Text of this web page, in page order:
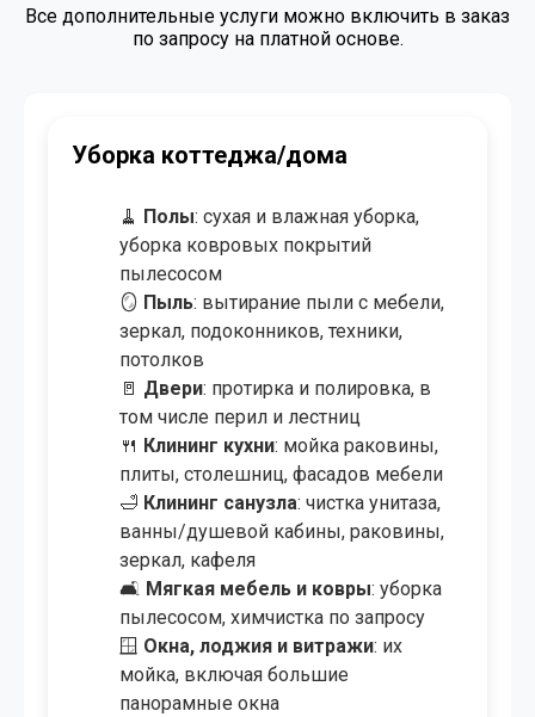
Уборка после ремонта от 3.50 BYN/м²
створка
Химчистка мебели от 50.00 BYN
Химчистка ковров и ковролина от 9.00 BYN/м²
Все дополнительные услуги можно включить в заказ
по запросу на платной основе.
Уборка коттеджа/дома
🧹 Полы: сухая и влажная уборка,
уборка ковровых покрытий
пылесосом
🪞 Пыль: вытирание пыли с мебели,
зеркал, подоконников, техники,
потолков
🚪 Двери: протирка и полировка, в
том числе перил и лестниц
🍴 Клининг кухни: мойка раковины,
плиты, столешниц, фасадов мебели
🛁 Клининг санузла: чистка унитаза,
ванны/душевой кабины, раковины,
зеркал, кафеля
🛋 Мягкая мебель и ковры: уборка
пылесосом, химчистка по запросу
🪟 Окна, лоджия и витражи: их
мойка, включая большие
панорамные окна